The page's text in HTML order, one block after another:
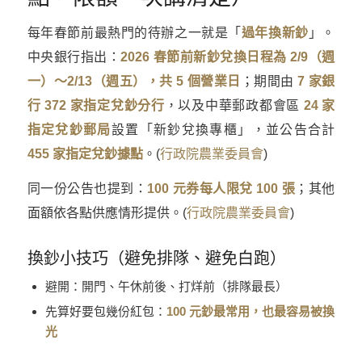
每年春節前最熱門的待辦之一就是「 過年換新鈔 」。
中央銀行指出：2026 春節前新鈔兌換日程為 2/9（週
一）～2/13（週五），共 5 個營業日
；期間由7 家銀
行 372 家指定兌鈔分行 ，以及中華郵政都會區 24 家
指定兌鈔郵局設置「新鈔兌換專櫃」，並公告合計
455 家指定兌鈔據點。(行政院農業委員會)
同一份公告也提到： 100 元券每人限兌 100 張 ；其他
面額依各點供應情形提供。(行政院農業委員會)
換鈔小技巧（避免排隊、避免白跑）
避開：開門、午休前後、打烊前（排隊最長）
先算好要包幾份紅包： 100 元鈔最常用，也最容易被換
光